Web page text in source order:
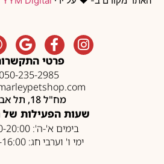
פרטי
050-235-2985
מח"ל 18, תל אביב
שעות הפעילות של
בימים א'-ה': 10:00-20:00
ימי ו' וערבי חג: 10:00-16:00